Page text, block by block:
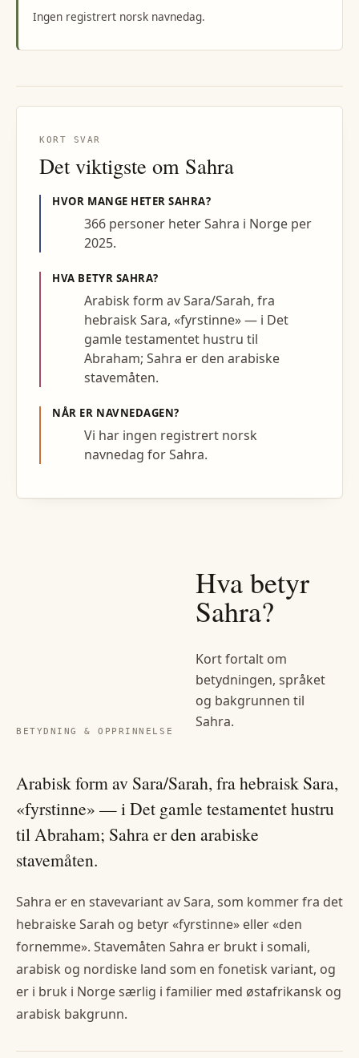
Ingen registrert norsk navnedag.
KORT SVAR
Det viktigste om Sahra
HVOR MANGE HETERSAHRA?
366 personer heter Sahra i Norge per
2025.
HVA BETYR SAHRA?
Arabisk form av Sara/Sarah, fra
hebraisk Sara, «fyrstinne» — i Det
gamle testamentet hustru til
Abraham; Sahra er den arabiske
stavemåten.
NÅR ER NAVNEDAGEN?
Vi har ingen registrert norsk
navnedag for Sahra.
BETYDNING & OPPRINNELSE
Hva betyr
Sahra?
Kort fortalt om
betydningen, språket
og bakgrunnen til
Sahra.
Arabisk form av Sara/Sarah, fra hebraisk Sara,
«fyrstinne» — i Det gamle testamentet hustru
til Abraham; Sahra er den arabiske
stavemåten.
Sahra er en stavevariant av Sara, som kommer fra det
hebraiske Sarah og betyr «fyrstinne» eller «den
fornemme». Stavemåten Sahra er brukt i somali,
arabisk og nordiske land som en fonetisk variant, og
er i bruk i Norge særlig i familier med østafrikansk og
arabisk bakgrunn.